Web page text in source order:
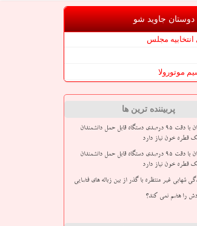
دوستان جاوید شو
مجلس
موتورولا
پربیننده ترین ها
تشخیص سرطان با دقت ۹۵ درصدی دستگاه قابل حمل دانشمندان
قطره خون نیاز دارد
تشخیص سرطان با دقت ۹۵ درصدی دستگاه قابل حمل دانشمندان
قطره خون نیاز دارد
شهابی غیر منتظره با گذر از بین زباله های فضایی
را هضم نمی کند؟